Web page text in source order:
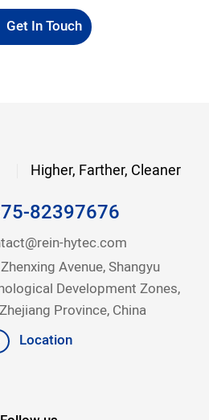
Get In Touch
Higher, Farther, Cleaner
82397676
hytec.com
Avenue, Shangyu
Development Zones,
Province, China
Location